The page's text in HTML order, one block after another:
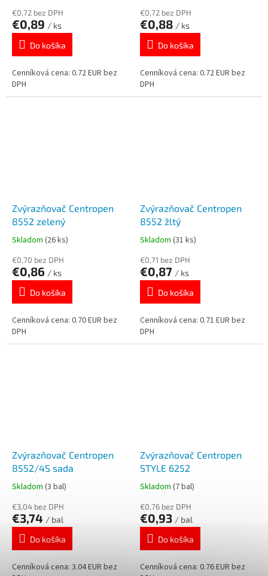
€0,72 bez DPH
€0,89 / ks
Do košíka
Cenníková cena: 0.72 EUR bez
DPH
€0,72 bez DPH
€0,88 / ks
Do košíka
Cenníková cena: 0.72 EUR bez
DPH
Zvýrazňovač Centropen
8552 zelený
Skladom (26 ks)
€0,70 bez DPH
€0,86 / ks
Do košíka
Cenníková cena: 0.70 EUR bez
DPH
Zvýrazňovač Centropen
8552 žltý
Skladom (31 ks)
€0,71 bez DPH
€0,87 / ks
Do košíka
Cenníková cena: 0.71 EUR bez
DPH
Zvýrazňovač Centropen
8552/4S sada
Skladom (3 bal)
€3,04 bez DPH
€3,74 / bal
Do košíka
Cenníková cena: 3.04 EUR bez
Zvýrazňovač Centropen
STYLE 6252
Skladom (7 bal)
€0,76 bez DPH
€0,93 / bal
Do košíka
Cenníková cena: 0.76 EUR bez